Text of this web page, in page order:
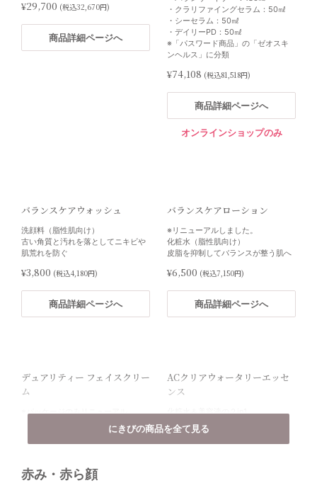
商品詳細ページへ 商品詳細ページへ
ミラミン4% （トラベルサイ
ハイドロキノン4%配合。
プラスリストア® TAホワイト
セラムMD（医薬部外品）
商品詳細ページへ
プラスリストア® TAホワイト
クリームMD（医薬部外品）
商品詳細ページへ
ームEX
ファーミングセラム
肌をすっきりと引き締め、なめらか
PFRコンセントレート
注入治療の発想から誕生した高濃度
のペプチド美容液
スラインへ
¥36,000 (税込39,600円)
商品詳細ページへ
プラスリストア® TAホワイト
クリームMD（医薬部外品）
トラネキサム酸配合の美白クリーム
¥2,600(税込2,860円)
商品詳細ページへ
配合
¥4,600(税込5,060円)
¥29,700 (税込32,670円)
商品詳細ページへ
・クラリファイングセラム：50㎖
・シーセラム：50㎖
・デイリーPD：50㎖
※「パスワード商品」の「ゼオスキ
ンヘルス」に分類
¥74,108 (税込81,518円)
商品詳細ページへ
オンラインショップのみ
バランスケアウォッシュ
洗顔料（脂性肌向け）
古い角質と汚れを落としてニキビや
肌荒れを防ぐ
¥3,800 (税込4,180円)
商品詳細ページへ
バランスケアローション
※リニューアルしました。
化粧水（脂性肌向け）
皮脂を抑制してバランスが整う肌へ
¥6,500 (税込7,150円)
商品詳細ページへ
デュアリティー フェイスクリー
ム
※パッケージのみリニューアル
しつこい思春期～大人の肌荒れの救
ACクリアウォータリーエッセ
ンス
化粧水＆美容液の２in1
ニキビを予防し、健やかな肌バラン
スへ
にきびの商品を全て見る
赤み・赤ら顔